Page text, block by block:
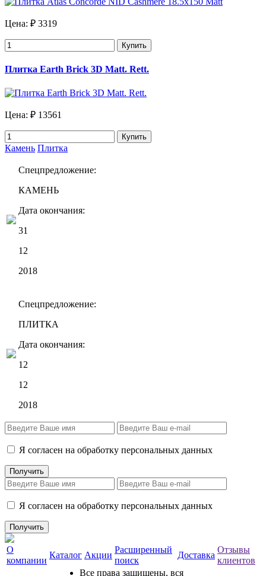
Цена: ₽ 3319
Купить
Плитка Earth Brick 3D Matt. Rett.
Цена: ₽ 13561
Купить
Камень Плитка
Спецпредложение:
КАМЕНЬ
Дата окончания:
31
12
2018
Спецпредложение:
ПЛИТКА
Дата окончания:
12
12
2018
Я согласен на обработку персональных данных
Я согласен на обработку персональных данных
О
компании
Каталог Акции
Расширенный
поиск
Доставка
Отзывы
клиентов
Все права защищены, вся